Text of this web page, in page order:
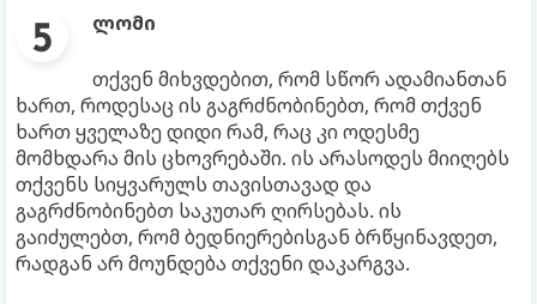
ლომი
თქვენ მიხვდებით, რომ სწორ ადამიანთან
ხართ, როდესაც ის გაგრძნობინებთ, რომ თქვენ
ხართ ყველაზე დიდი რამ, რაც კი ოდესმე
მომხდარა მის ცხოვრებაში. ის არასოდეს მიიღებს
თქვენს სიყვარულს თავისთავად და
გაგრძნობინებთ საკუთარ ღირსებას. ის
გაიძულებთ, რომ ბედნიერებისგან ბრწყინავდეთ,
რადგან არ მოუნდება თქვენი დაკარგვა.